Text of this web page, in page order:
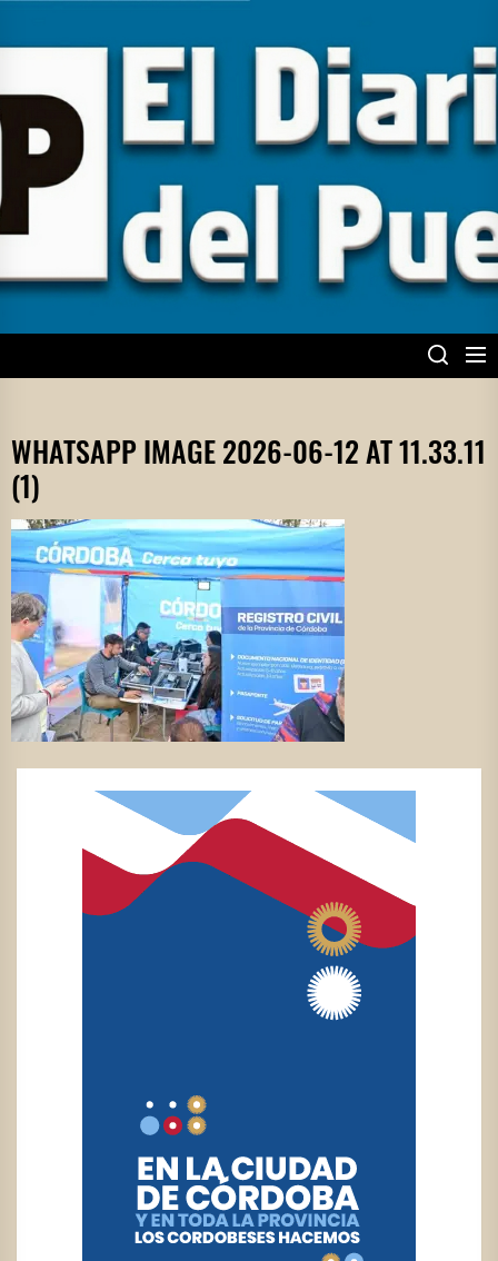
content
EL DIARIO DEL
PUEBLO
WHATSAPP IMAGE 2026-06-12 AT 11.33.11
(1)